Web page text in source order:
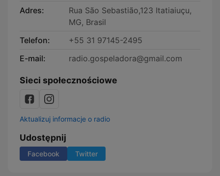
Adres:
Rua São Sebastião,123 Itatiaiuçu,
MG, Brasil
Telefon:
+55 31 97145-2495
E-mail:
radio.gospeladora@gmail.com
Sieci społecznościowe
Aktualizuj informacje o radio
Udostępnij
Facebook Twitter